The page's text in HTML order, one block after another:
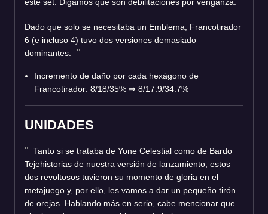
Dado que solo se necesitaba un Emblema, Francotirador
6 (e incluso 4) tuvo dos versiones demasiado
dominantes.
Incremento de daño por cada hexágono de
Francotirador: 8/18/35% ⇒ 8/17.9/34.7%
UNIDADES
Tanto si se trataba de Yone Celestial como de Bardo
Tejehistorias de nuestra versión de lanzamiento, estos
dos revoltosos tuvieron su momento de gloria en el
metajuego y, por ello, les vamos a dar un pequeño tirón
de orejas. Hablando más en serio, cabe mencionar que